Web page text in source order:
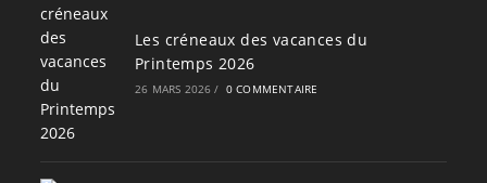
Les créneaux des vacances du
Printemps 2026
26 MARS 2026 / 0 COMMENTAIRE